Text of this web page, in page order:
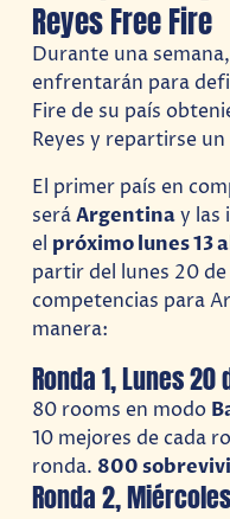
Reyes Free Fire
Durante una
enfrentarán para
Fire de su país
Reyes y repartirse
El primer país en
seráArgentinay las
el próximo lunes 13
partir del lunes 20
competencias para
manera:
Ronda 1, Lunes 20
80 rooms en modo
10 mejores de cada
ronda. 800
Ronda 2,